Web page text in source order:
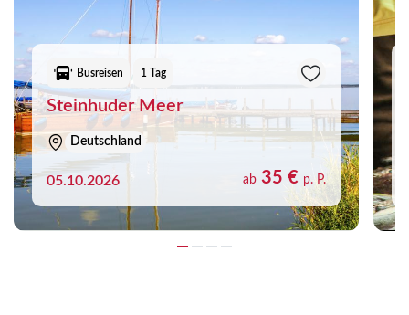
Busreisen 1 Tag
Steinhuder Meer
Deutschland
05.10.2026 ab 35 € p. P.